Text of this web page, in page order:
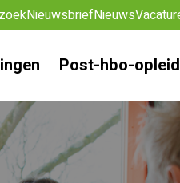
NieuwsbriefNieuws
Post-hbo-